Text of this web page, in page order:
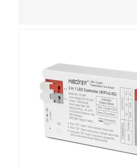
empaque no tiene las
según la Ley de Reese. Si se
baterías de botón o de disco
lesiones graves, quemaduras
la muerte.